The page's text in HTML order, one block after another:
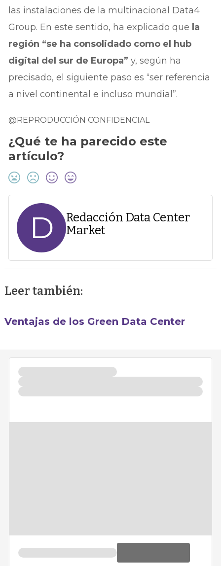
las instalaciones de la multinacional Data4
Group. En este sentido, ha explicado que la
región “se ha consolidado como el hub
digital del sur de Europa”y, según ha
precisado, el siguiente paso es “ser referencia
a nivel continental e incluso mundial”.
@REPRODUCCIÓN CONFIDENCIAL
¿Qué te ha parecido este
artículo?
D
Redacción Data Center
Market
Leer también:
Ventajas de los Green Data Center